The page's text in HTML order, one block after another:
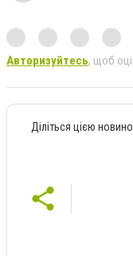
Авторизуйтесь, щоб
Діліться цією